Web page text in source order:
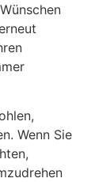
Wenn Sie